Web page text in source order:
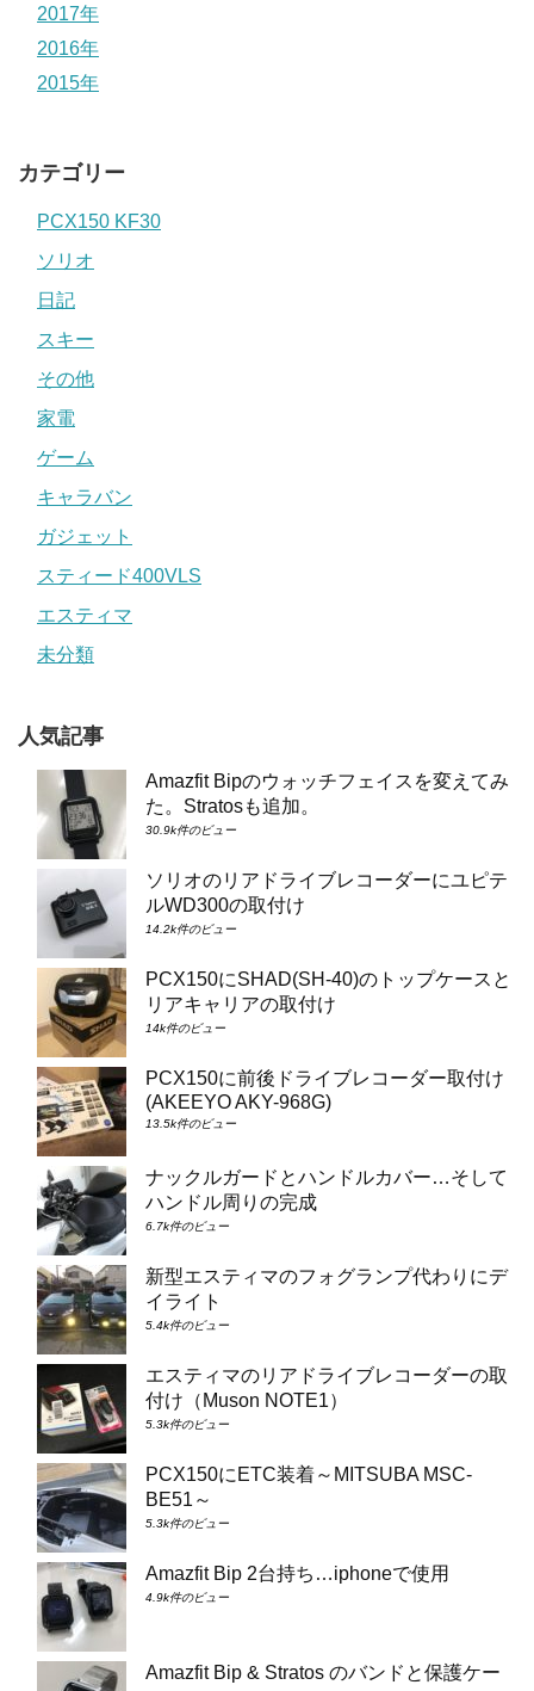
2017年
2016年
2015年
カテゴリー
PCX150 KF30
ソリオ
日記
スキー
その他
家電
ゲーム
キャラバン
ガジェット
スティード400VLS
エスティマ
未分類
人気記事
Amazfit Bipのウォッチフェイスを変えてみ
た。Stratosも追加。
30.9k件のビュー
ソリオのリアドライブレコーダーにユピテ
ルWD300の取付け
14.2k件のビュー
PCX150にSHAD(SH-40)のトップケースと
リアキャリアの取付け
14k件のビュー
PCX150に前後ドライブレコーダー取付け
(AKEEYO AKY-968G)
13.5k件のビュー
ナックルガードとハンドルカバー…そして
ハンドル周りの完成
6.7k件のビュー
新型エスティマのフォグランプ代わりにデ
イライト
5.4k件のビュー
エスティマのリアドライブレコーダーの取
付け（Muson NOTE1）
5.3k件のビュー
PCX150にETC装着～MITSUBA MSC-
BE51～
5.3k件のビュー
Amazfit Bip 2台持ち…iphoneで使用
4.9k件のビュー
Amazfit Bip & Stratos のバンドと保護ケー